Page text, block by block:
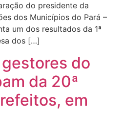
do presidente da
dos Municípios do Pará –
um dos resultados da 1ª
dos […]
do
da 20ª
em